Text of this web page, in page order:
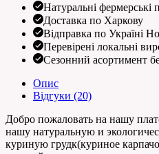
Натуральні фермерські
Доставка по Харкову
Відправка по Україні
Перевірені локальні
Сезонний асортимент
Опис
Відгуки (20)
Добро пожаловать на нашу
нашу натуральную и
куриную грудк(куриное